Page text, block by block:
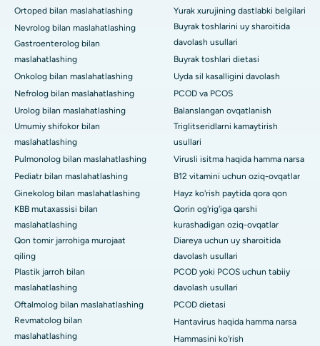
Ortoped bilan maslahatlashing
Nevrolog bilan maslahatlashing
Gastroenterolog bilan
maslahatlashing
Onkolog bilan maslahatlashing
Nefrolog bilan maslahatlashing
Urolog bilan maslahatlashing
Umumiy shifokor bilan
maslahatlashing
Pulmonolog bilan maslahatlashing
Pediatr bilan maslahatlashing
Ginekolog bilan maslahatlashing
KBB mutaxassisi bilan
maslahatlashing
Qon tomir jarrohiga murojaat
qiling
Plastik jarroh bilan
maslahatlashing
Oftalmolog bilan maslahatlashing
Revmatolog bilan
maslahatlashing
Yurak xurujining dastlabki belgilari
Buyrak toshlarini uy sharoitida
davolash usullari
Buyrak toshlari dietasi
Uyda sil kasalligini davolash
PCOD va PCOS
Balanslangan ovqatlanish
Triglitseridlarni kamaytirish
usullari
Virusli isitma haqida hamma narsa
B12 vitamini uchun oziq-ovqatlar
Hayz ko'rish paytida qora qon
Qorin og'rig'iga qarshi
kurashadigan oziq-ovqatlar
Diareya uchun uy sharoitida
davolash usullari
PCOD yoki PCOS uchun tabiiy
davolash usullari
PCOD dietasi
Hantavirus haqida hamma narsa
Hammasini ko'rish